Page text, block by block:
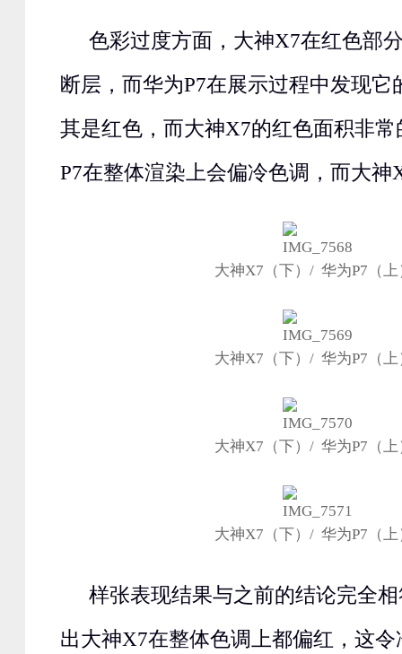
色彩过度方面，大神X7在红色部
断层，而华为P7在展示过程中发现它
其是红色，而大神X7的红色面积非
P7在整体渲染上会偏冷色调，而大神
大神X7（下）/ 华为P7（上
大神X7（下）/ 华为P7（上
大神X7（下）/ 华为P7（上
大神X7（下）/ 华为P7（上
样张表现结果与之前的结论完全
出大神X7在整体色调上都偏红，这